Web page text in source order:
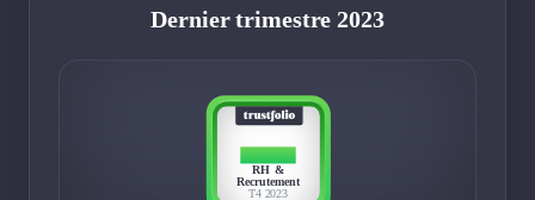
Dernier trimestre 2023
TOP 10
RH &
Recrutement
T4 2023